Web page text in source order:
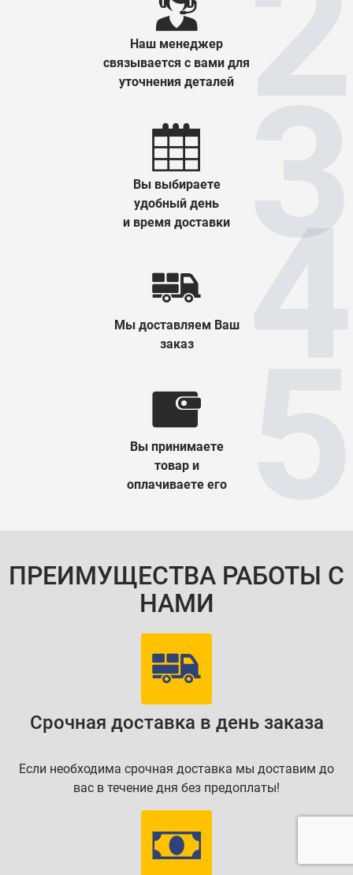
Наш менеджер
связывается с вами для
уточнения деталей
Вы выбираете
удобный день
и время доставки
Мы доставляем Ваш
заказ
Вы принимаете
товар и
оплачиваете его
ПРЕИМУЩЕСТВА РАБОТЫ С
НАМИ
Срочная доставка в день заказа
Если необходима срочная доставка мы доставим до
вас в течение дня без предоплаты!